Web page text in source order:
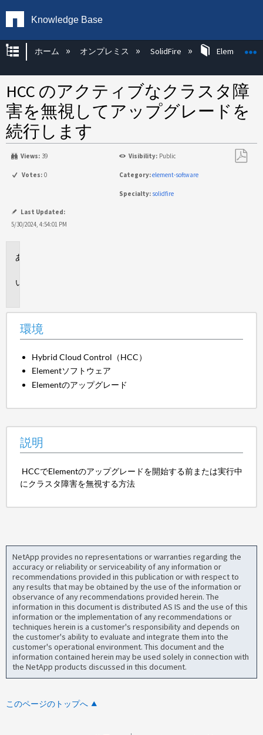
Knowledge Base
グローバル階層を展開/折りたたむ
ホーム オンプレミス SolidFire Element OS
HCC のアクティブなクラスタ障
害を無視してアップグレードを
続行します
Views: 39 Visibility: Public
Votes: 0 Category:element-software
Specialty: solidfire
Last Updated:
5/30/2024, 4:54:01 PM
環境
Hybrid Cloud Control（HCC）
Elementソフトウェア
Elementのアップグレード
説明
HCCでElementのアップグレードを開始する前または実行中
にクラスタ障害を無視する方法
NetApp provides no representations or warranties regarding the
accuracy or reliability or serviceability of any information or
recommendations provided in this publication or with respect to
any results that may be obtained by the use of the information or
observance of any recommendations provided herein. The
information in this document is distributed AS IS and the use of this
information or the implementation of any recommendations or
techniques herein is a customer's responsibility and depends on
the customer's ability to evaluate and integrate them into the
customer's operational environment. This document and the
information contained herein may be used solely in connection with
the NetApp products discussed in this document.
このページのトップへ